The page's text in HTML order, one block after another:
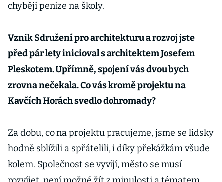
chybějí peníze na školy.
Vznik Sdružení pro architekturu a rozvoj jste
před pár lety inicioval s architektem Josefem
Pleskotem. Upřímně, spojení vás dvou bych
zrovna nečekala. Co vás kromě projektu na
Kavčích Horách svedlo dohromady?
Za dobu, co na projektu pracujeme, jsme se lidsky
hodně sblížili a spřátelili, i díky překážkám všude
kolem. Společnost se vyvíjí, město se musí